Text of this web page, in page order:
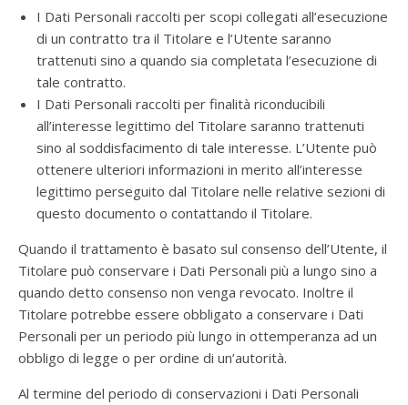
I Dati Personali raccolti per scopi collegati all’esecuzione
di un contratto tra il Titolare e l’Utente saranno
trattenuti sino a quando sia completata l’esecuzione di
tale contratto.
I Dati Personali raccolti per finalità riconducibili
all’interesse legittimo del Titolare saranno trattenuti
sino al soddisfacimento di tale interesse. L’Utente può
ottenere ulteriori informazioni in merito all’interesse
legittimo perseguito dal Titolare nelle relative sezioni di
questo documento o contattando il Titolare.
Quando il trattamento è basato sul consenso dell’Utente, il
Titolare può conservare i Dati Personali più a lungo sino a
quando detto consenso non venga revocato. Inoltre il
Titolare potrebbe essere obbligato a conservare i Dati
Personali per un periodo più lungo in ottemperanza ad un
obbligo di legge o per ordine di un’autorità.
Al termine del periodo di conservazioni i Dati Personali